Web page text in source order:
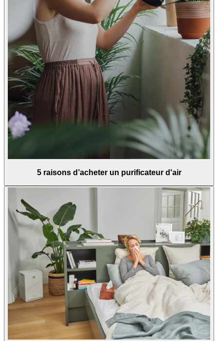
5 raisons d’acheter un purificateur d'air